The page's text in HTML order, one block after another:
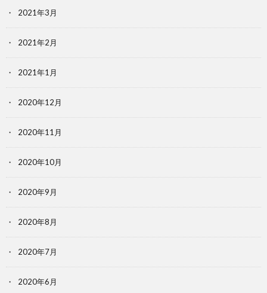
2021年3月
2021年2月
2021年1月
2020年12月
2020年11月
2020年10月
2020年9月
2020年8月
2020年7月
2020年6月